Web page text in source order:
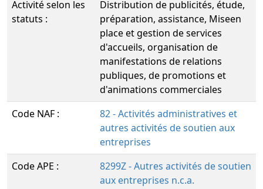
Activité selon les
statuts :
Distribution de publicités, étude,
préparation, assistance, Miseen
place et gestion de services
d'accueils, organisation de
manifestations de relations
publiques, de promotions et
d'animations commerciales
Code NAF :
82 - Activités administratives et
autres activités de soutien aux
entreprises
Code APE :
8299Z - Autres activités de soutien
aux entreprises n.c.a.